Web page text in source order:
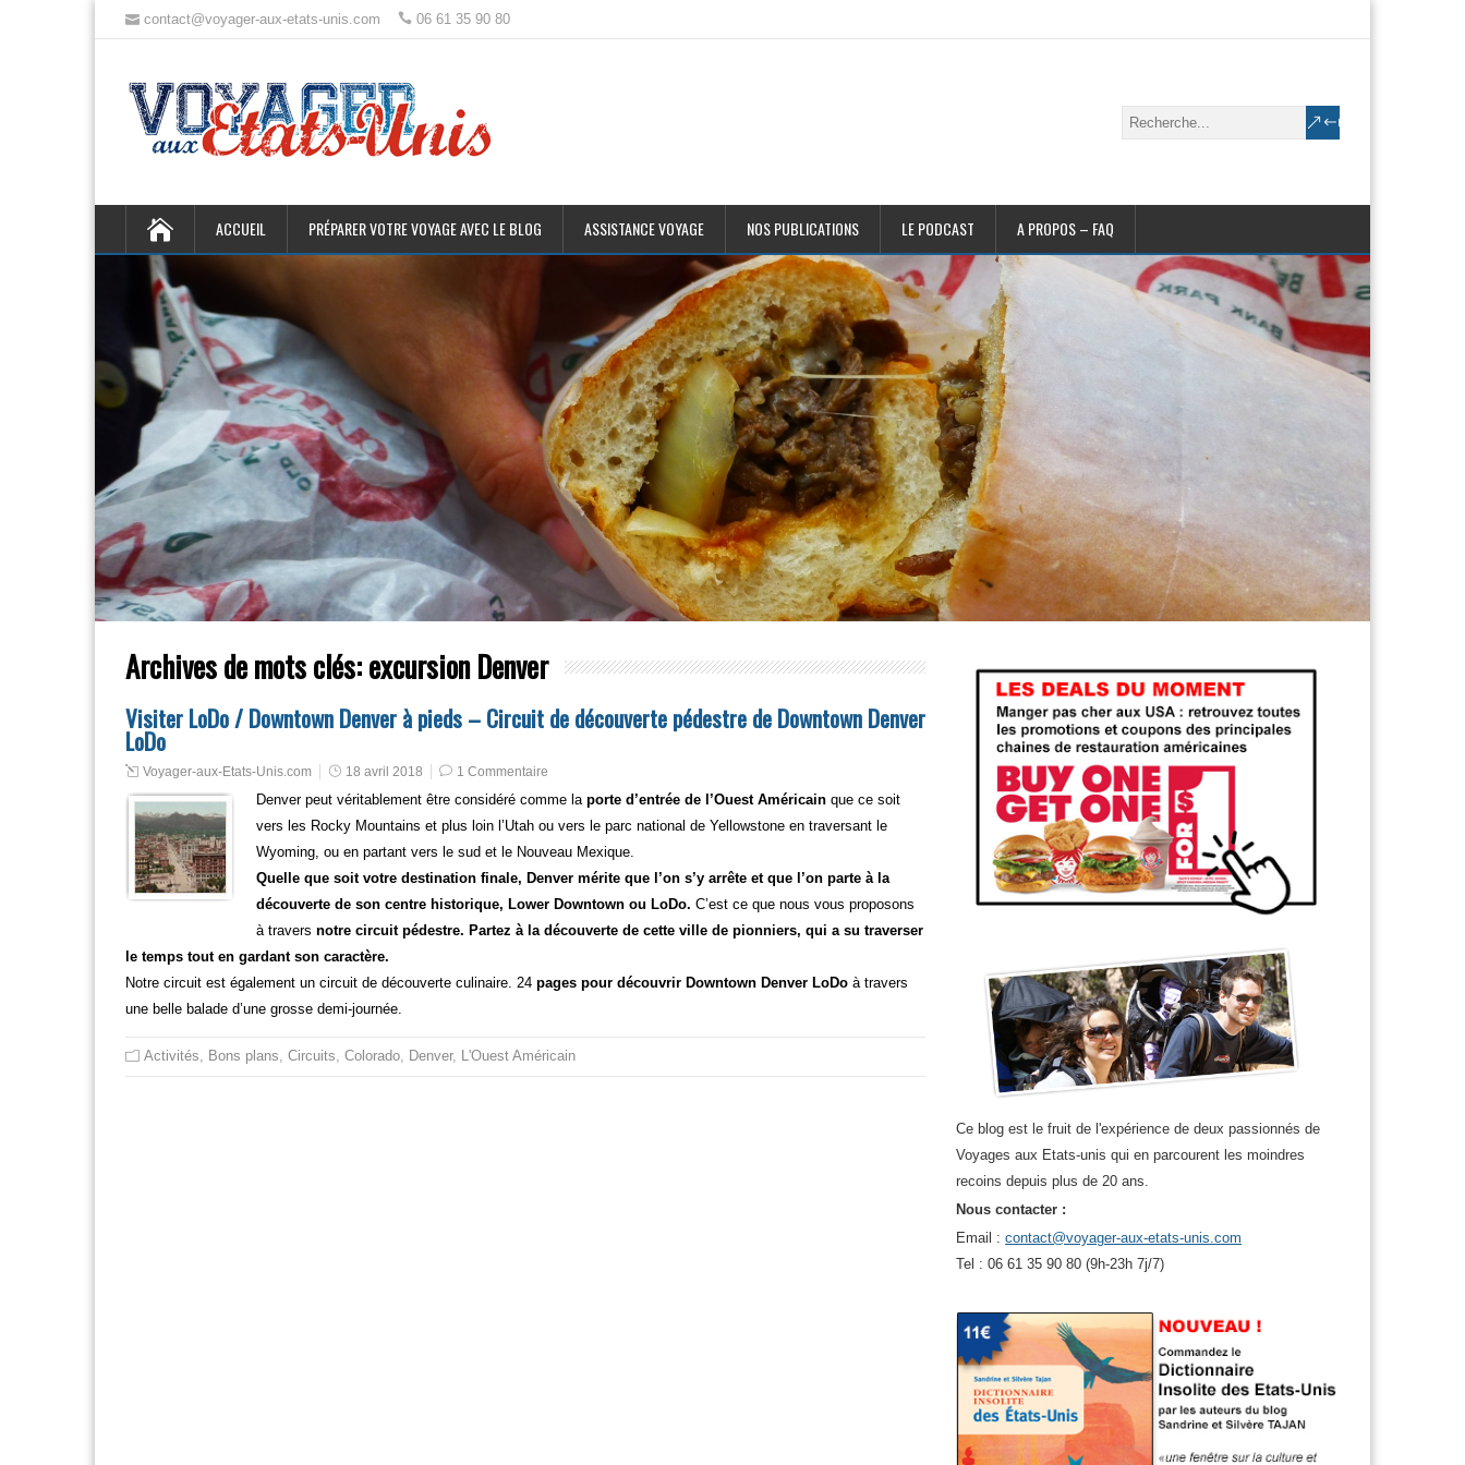
contact@voyager-aux-etats-unis.com 06 61 35 90 80
ACCUEIL PRÉPARER VOTRE VOYAGE AVEC LE BLOG ASSISTANCE VOYAGE NOS PUBLICATIONS LE PODCAST A PROPOS – FAQ
Archives de mots clés:excursion Denver
Visiter LoDo / Downtown Denver à pieds – Circuit de découverte pédestre de Downtown Denver
LoDo
Voyager-aux-Etats-Unis.com 18 avril 2018 1 Commentaire
Denver peut véritablement être considéré comme la porte d’entrée de l’Ouest Américain que ce soit
vers les Rocky Mountains et plus loin l’Utah ou vers le parc national de Yellowstone en traversant le
Wyoming, ou en partant vers le sud et le Nouveau Mexique.
Quelle que soit votre destination finale, Denver mérite que l’on s’y arrête et que l’on parte à la
découverte de son centre historique, Lower Downtown ou LoDo. C’est ce que nous vous proposons
à travers notre circuit pédestre. Partez à la découverte de cette ville de pionniers, qui a su traverser
le temps tout en gardant son caractère.
Notre circuit est également un circuit de découverte culinaire. 24 pages pour découvrir Downtown Denver LoDo à travers
une belle balade d’une grosse demi-journée.
Activités, Bons plans, Circuits, Colorado, Denver, L'Ouest Américain
Ce blog est le fruit de l'expérience de deux passionnés de
Voyages aux Etats-unis qui en parcourent les moindres
recoins depuis plus de 20 ans.
Nous contacter :
Email : contact@voyager-aux-etats-unis.com
Tel : 06 61 35 90 80 (9h-23h 7j/7)